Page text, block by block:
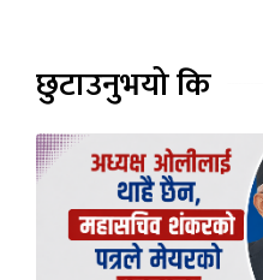
छुटाउनुभयो कि